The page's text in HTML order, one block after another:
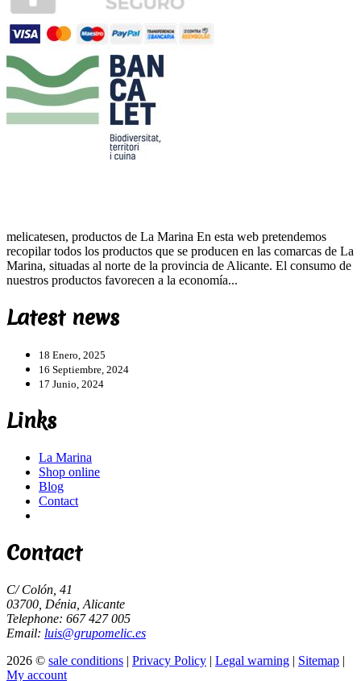
melicatesen, productos de La Marina En esta web pretendemos
recopilar todos los productos que se producen en las comarcas de La
Marina, situadas al norte de la provincia de Alicante. El consumo de
nuestros productos favorecen a la economía...
Latest news
18 Enero, 2025
16 Septiembre, 2024
17 Junio, 2024
Links
La Marina
Shop online
Blog
Contact
Contact
C/ Colón, 41
03700, Dénia, Alicante
Telephone: 667 427 005
Email: luis@grupomelic.es
2026 © sale conditions | Privacy Policy | Legal warning | Sitemap |
My account